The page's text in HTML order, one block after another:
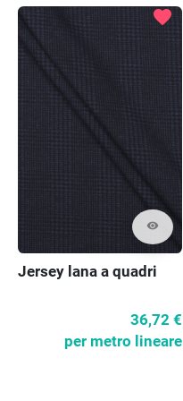
visibility
favorite
Jersey lana a quadri
36,72 €
per metro lineare